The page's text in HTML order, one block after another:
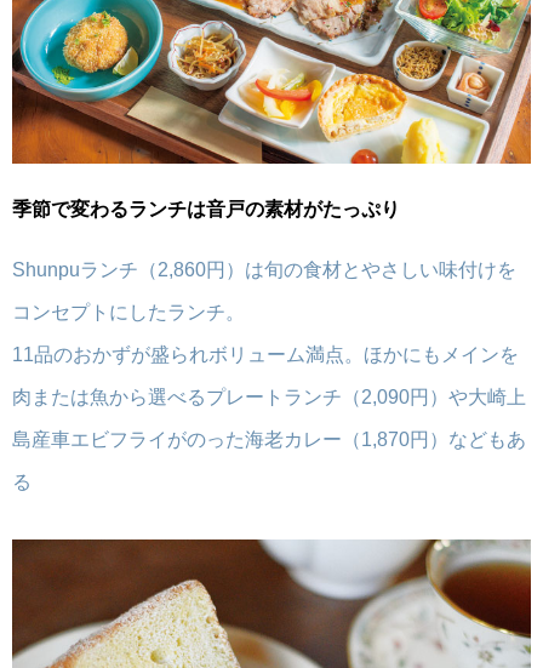
季節で変わるランチは音戸の素材がたっぷり
Shunpuランチ（2,860円）は旬の食材とやさしい味付けを
コンセプトにしたランチ。
11品のおかずが盛られボリューム満点。ほかにもメインを
肉または魚から選べるプレートランチ（2,090円）や大崎上
島産車エビフライがのった海老カレー（1,870円）などもあ
る